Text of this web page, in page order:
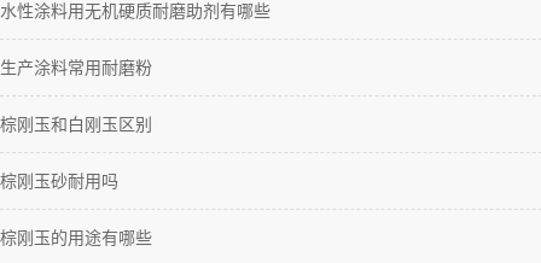
水性涂料用无机硬质耐磨助剂有哪些
生产涂料常用耐磨粉
棕刚玉和白刚玉区别
棕刚玉砂耐用吗
棕刚玉的用途有哪些